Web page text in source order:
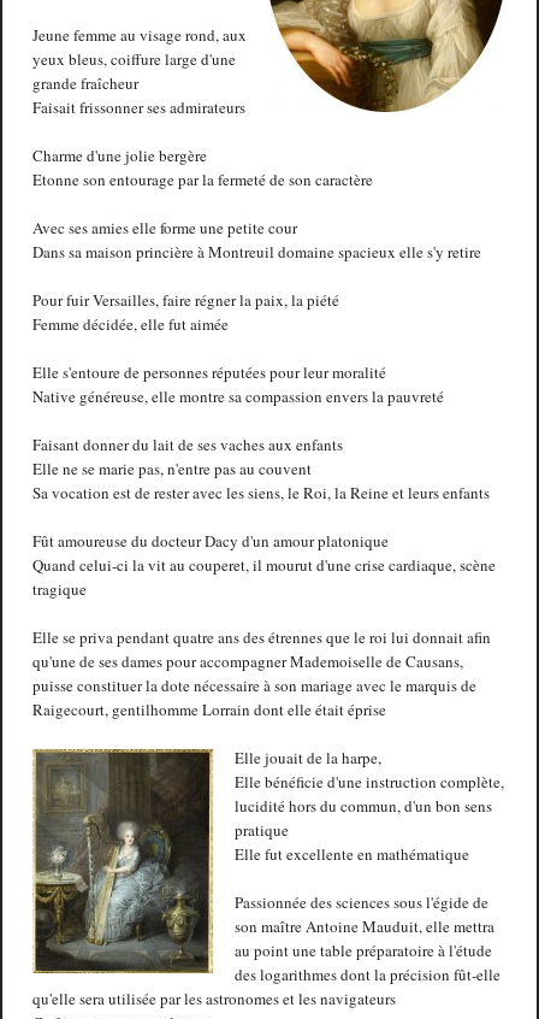
Jeune femme au visage rond, aux
yeux bleus, coiffure large d'une
grande fraîcheur
Faisait frissonner ses admirateurs
Charme d'une jolie bergère
Etonne son entourage par la fermeté de son caractère
Avec ses amies elle forme une petite cour
Dans sa maison princière à Montreuil domaine spacieux elle s'y retire
Pour fuir Versailles, faire régner la paix, la piété
Femme décidée, elle fut aimée
Elle s'entoure de personnes réputées pour leur moralité
Native généreuse, elle montre sa compassion envers la pauvreté
Faisant donner du lait de ses vaches aux enfants
Elle ne se marie pas, n'entre pas au couvent
Sa vocation est de rester avec les siens, le Roi, la Reine et leurs enfants
Fût amoureuse du docteur Dacy d'un amour platonique
Quand celui-ci la vit au couperet, il mourut d'une crise cardiaque, scène
tragique
Elle se priva pendant quatre ans des étrennes que le roi lui donnait afin
qu'une de ses dames pour accompagner Mademoiselle de Causans,
puisse constituer la dote nécessaire à son mariage avec le marquis de
Raigecourt, gentilhomme Lorrain dont elle était éprise
Elle jouait de la harpe,
Elle bénéficie d'une instruction complète,
lucidité hors du commun, d'un bon sens
pratique
Elle fut excellente en mathématique
Passionnée des sciences sous l'égide de
son maître Antoine Mauduit, elle mettra
au point une table préparatoire à l'étude
des logarithmes dont la précision fût-elle
qu'elle sera utilisée par les astronomes et les navigateurs